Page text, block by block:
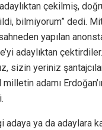
çekilmiş,
bilmiyorum” dedi.
yapılan
adaylıktan
sizin yeriniz
adamı
adaya ya da adaylara